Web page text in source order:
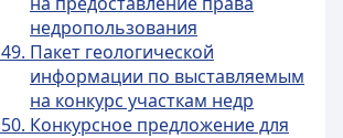
недропользования
Пакет геологической
информации по выставляемым
на конкурс участкам недр
Конкурсное предложение для